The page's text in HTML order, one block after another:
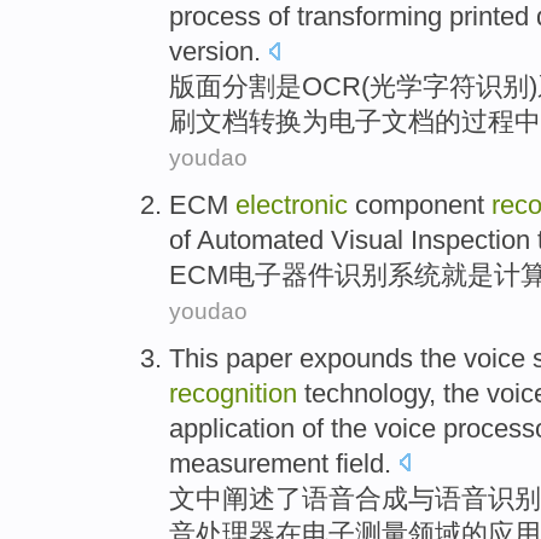
process of transforming printed
version.
版面分割 是OCR(光学字符识别 )
刷 文档转换为电子文档的过程中
youdao
ECM electronic component
of Automated Visual Inspection
ECM电子器件识别 系统就是计
youdao
This paper expounds the voice
recognition technology, the
application ofthe voice
measurement field.
文中阐述了语音合成与语音识别